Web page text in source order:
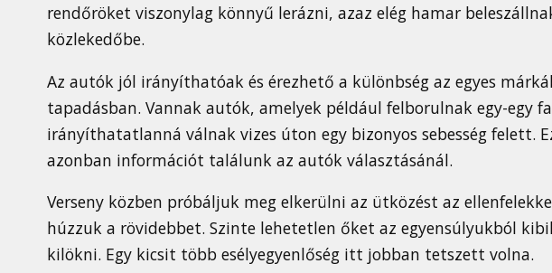
rendőröket viszonylag könnyű lerázni, azaz elég hamar
közlekedőbe.
Az autók jól irányíthatóak és érezhető a különbség az egyes
tapadásban. Vannak autók, amelyek például felborulnak egy-egy
irányíthatatlanná válnak vizes úton egy bizonyos sebesség felett.
azonban információt találunk az autók választásánál.
Verseny közben próbáljuk meg elkerülni az ütközést az
húzzuk a rövidebbet. Szinte lehetetlen őket az egyensúlyukból
kilökni. Egy kicsit több esélyegyenlőség itt jobban tetszett volna.